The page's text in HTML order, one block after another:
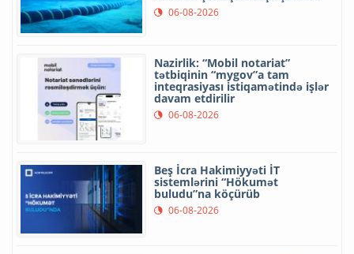
06-08-2026
Nazirlik: “Mobil notariat”
tətbiqinin “mygov”a tam
inteqrasiyası istiqamətində işlər
davam etdirilir
06-08-2026
Beş İcra Hakimiyyəti İT
sistemlərini “Hökumət
buludu”na köçürüb
06-08-2026